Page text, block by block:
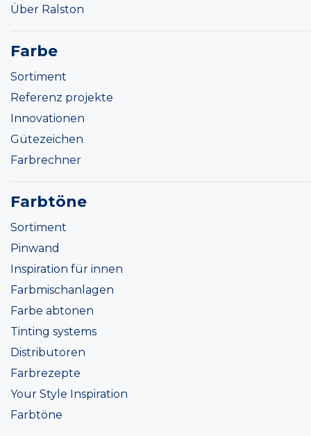
Über Ralston
Farbe
Sortiment
Referenz projekte
Innovationen
Gütezeichen
Farbrechner
Farbtöne
Sortiment
Pinwand
Inspiration für innen
Farbmischanlagen
Farbe abtonen
Tinting systems
Distributoren
Farbrezepte
Your Style Inspiration
Farbtöne